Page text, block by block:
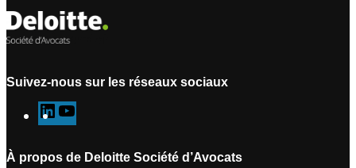
Suivez-nous sur les réseaux sociaux
L
i
o
À propos de Deloitte Société d’Avocats